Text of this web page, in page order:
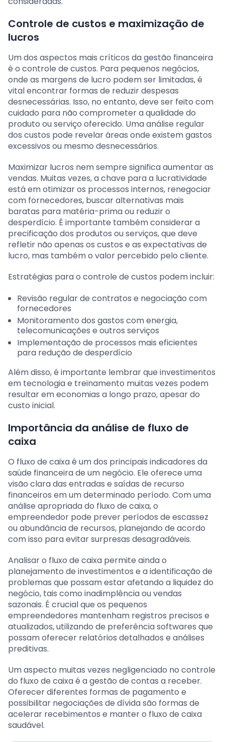
Controle de custos e maximização de
lucros
Um dos aspectos mais críticos da gestão financeira
é o controle de custos. Para pequenos negócios,
onde as margens de lucro podem ser limitadas, é
vital encontrar formas de reduzir despesas
desnecessárias. Isso, no entanto, deve ser feito com
cuidado para não comprometer a qualidade do
produto ou serviço oferecido. Uma análise regular
dos custos pode revelar áreas onde existem gastos
excessivos ou mesmo desnecessários.
Maximizar lucros nem sempre significa aumentar as
vendas. Muitas vezes, a chave para a lucratividade
está em otimizar os processos internos, renegociar
com fornecedores, buscar alternativas mais
baratas para matéria-prima ou reduzir o
desperdício. É importante também considerar a
precificação dos produtos ou serviços, que deve
refletir não apenas os custos e as expectativas de
lucro, mas também o valor percebido pelo cliente.
Estratégias para o controle de custos podem incluir:
Revisão regular de contratos e negociação com
fornecedores
Monitoramento dos gastos com energia,
telecomunicações e outros serviços
Implementação de processos mais eficientes
para redução de desperdício
Além disso, é importante lembrar que investimentos
em tecnologia e treinamento muitas vezes podem
resultar em economias a longo prazo, apesar do
custo inicial.
Importância da análise de fluxo de
caixa
O fluxo de caixa é um dos principais indicadores da
saúde financeira de um negócio. Ele oferece uma
visão clara das entradas e saídas de recurso
financeiros em um determinado período. Com uma
análise apropriada do fluxo de caixa, o
empreendedor pode prever períodos de escassez
ou abundância de recursos, planejando de acordo
com isso para evitar surpresas desagradáveis.
Analisar o fluxo de caixa permite ainda o
planejamento de investimentos e a identificação de
problemas que possam estar afetando a liquidez do
negócio, tais como inadimplência ou vendas
sazonais. É crucial que os pequenos
empreendedores mantenham registros precisos e
atualizados, utilizando de preferência softwares que
possam oferecer relatórios detalhados e análises
preditivas.
Um aspecto muitas vezes negligenciado no controle
do fluxo de caixa é a gestão de contas a receber.
Oferecer diferentes formas de pagamento e
possibilitar negociações de dívida são formas de
acelerar recebimentos e manter o fluxo de caixa
saudável.